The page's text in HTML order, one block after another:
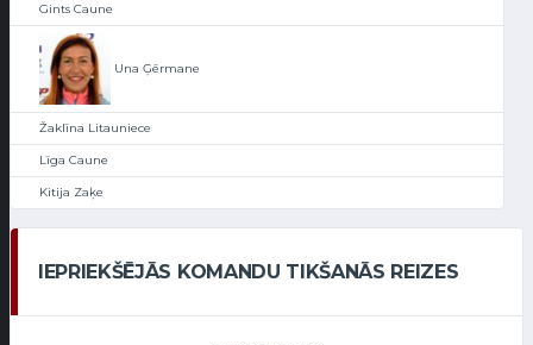
Gints Caune
Una Ģērmane
Žaklīna Litauniece
Līga Caune
Kitija Zaķe
IEPRIEKŠĒJĀS KOMANDU TIKŠANĀS REIZES